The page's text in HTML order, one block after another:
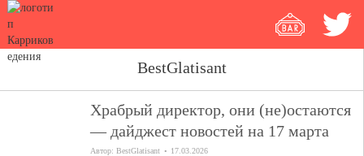
BestGlatisant
Храбрый директор, они (не)остаются
— дайджест новостей на 17 марта
Автор:BestGlatisant
17.03.2026